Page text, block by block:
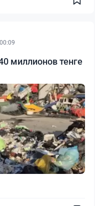
миллионов тенге